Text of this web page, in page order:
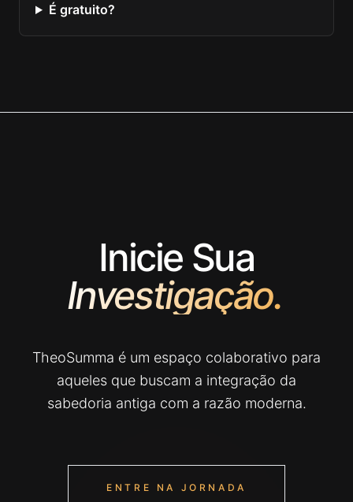
É gratuito?
Inicie Sua
Investigação.
TheoSumma é um espaço colaborativo para
aqueles que buscam a integração da
sabedoria antiga com a razão moderna.
ENTRE NA JORNADA